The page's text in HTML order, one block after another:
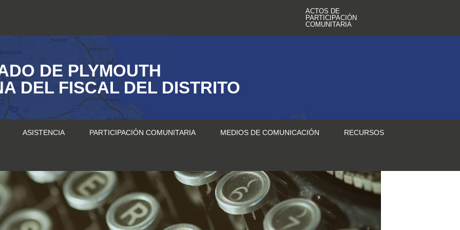
ACTOS DE
PARTICIPACIÓN
COMUNITARIA
DE PLYMOUTH
DEL FISCAL DEL DISTRITO
ASISTENCIA PARTICIPACIÓN COMUNITARIA MEDIOS DE COMUNICACIÓN RECURSOS